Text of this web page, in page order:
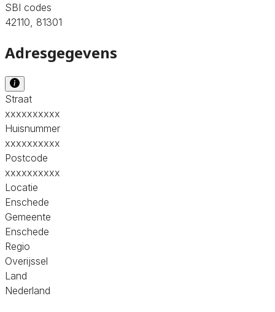
SBI codes
42110, 81301
Adresgegevens
Straat
xxxxxxxxxx
Huisnummer
xxxxxxxxxx
Postcode
xxxxxxxxxx
Locatie
Enschede
Gemeente
Enschede
Regio
Overijssel
Land
Nederland